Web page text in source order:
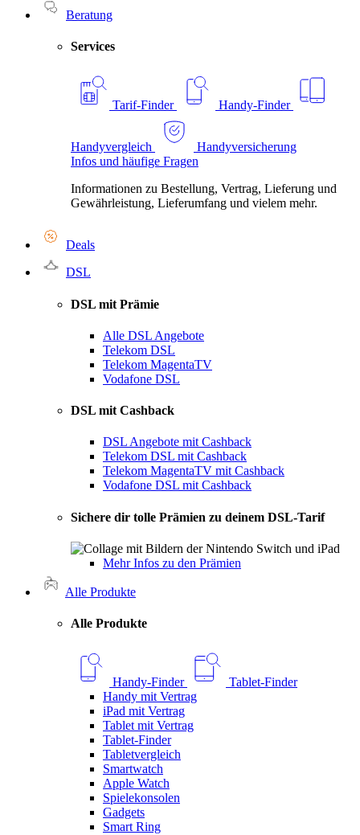
Beratung
Services
Tarif-Finder Handy-Finder
Handyvergleich
Handyversicherung
Infos und häufige Fragen
Informationen zu Bestellung, Vertrag, Lieferung und
Gewährleistung, Lieferumfang und vielem mehr.
Deals
DSL
DSL mit Prämie
Alle DSL Angebote
Telekom DSL
Telekom MagentaTV
Vodafone DSL
DSL mit Cashback
DSL Angebote mit Cashback
Telekom DSL mit Cashback
Telekom MagentaTV mit Cashback
Vodafone DSL mit Cashback
Sichere dir tolle Prämien zu deinem DSL-Tarif
Mehr Infos zu den Prämien
Alle Produkte
Alle Produkte
Handy-Finder
Tablet-Finder
Handy mit Vertrag
iPad mit Vertrag
Tablet mit Vertrag
Tablet-Finder
Tabletvergleich
Smartwatch
Apple Watch
Spielekonsolen
Gadgets
Smart Ring